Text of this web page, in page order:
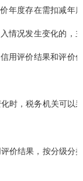
年度存在需扣减年度
情况发生变化的，主
用评价结果和评价信
时，税务机关可以
价结果，按分级分